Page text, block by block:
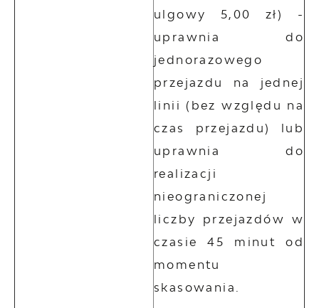
ulgowy 5,00 zł) -
uprawnia do
jednorazowego
przejazdu na jednej
linii (bez względu na
czas przejazdu) lub
uprawnia do
realizacji
nieograniczonej
liczby przejazdów w
czasie 45 minut od
momentu
skasowania.